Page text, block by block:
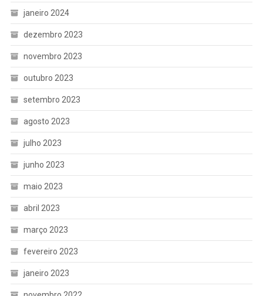
janeiro 2024
dezembro 2023
novembro 2023
outubro 2023
setembro 2023
agosto 2023
julho 2023
junho 2023
maio 2023
abril 2023
março 2023
fevereiro 2023
janeiro 2023